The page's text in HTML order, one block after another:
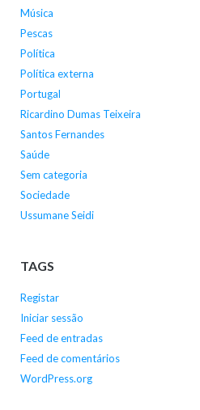
Música
Pescas
Política
Política externa
Portugal
Ricardino Dumas Teixeira
Santos Fernandes
Saúde
Sem categoria
Sociedade
Ussumane Seidi
TAGS
Registar
Iniciar sessão
Feed de entradas
Feed de comentários
WordPress.org